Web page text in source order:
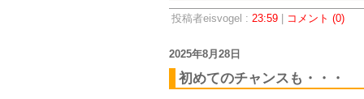
投稿者eisvogel : 23:59| コメント (0)
2025年8月28日
初めてのチャンスも・・・